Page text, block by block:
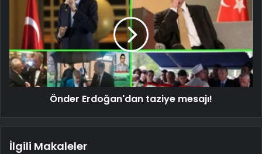
Önder Erdoğan'dan taziye mesajı!
İlgili Makaleler